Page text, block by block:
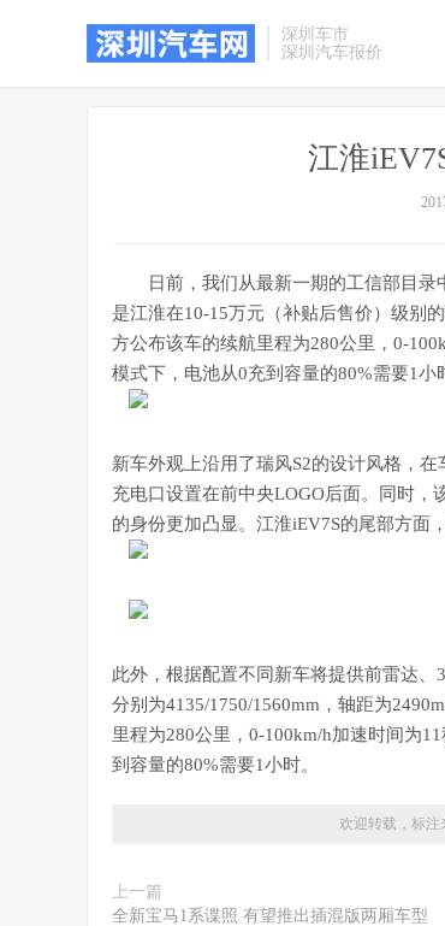
深圳车市
深圳汽车报价
江淮
日前，我们从最新一期的工信部目
是江淮在10-15万元（补贴后售价）级别
方公布该车的续航里程为280公里，0-
模式下，电池从0充到容量的80%需要1小
新车外观上沿用了瑞风S2的设计风格，
充电口设置在前中央LOGO后面。同时
的身份更加凸显。江淮iEV7S的尾部方面
此外，根据配置不同新车将提供前雷达
分别为4135/1750/1560mm，轴距为
里程为280公里，0-100km/h加速时间为
到容量的80%需要1小时。
欢迎转载，标注
上一篇
全新宝马1系谍照 有望推出插混版两厢车型